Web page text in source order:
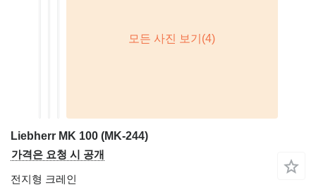
Liebherr MK 100 (MK-244)
가격은 요청 시 공개
전지형 크레인